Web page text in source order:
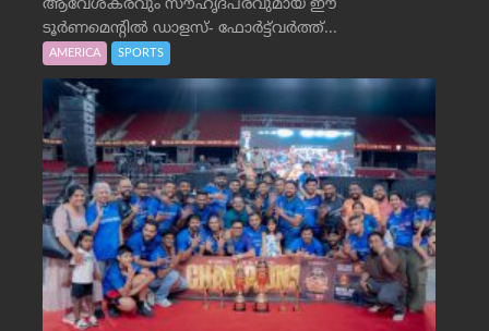
ആവേശകരവും സൗഹൃദപരവുമായ ഈ
ടൂർണമെന്റിൽ ഡാളസ്- ഫോർട്ട്‌വര്‍ത്ത്...
AMERICA SPORTS